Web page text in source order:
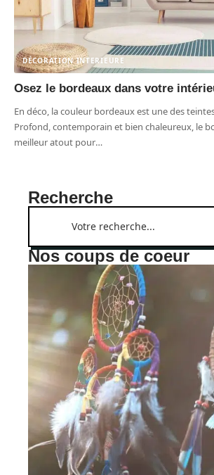
DÉCORATION INTERIEURE
Osez le bordeaux dans votre
En déco, la couleur bordeaux est une des
Profond, contemporain et bien chaleureux, le
meilleur atout pour…
Recherche
Nos coups de coeur